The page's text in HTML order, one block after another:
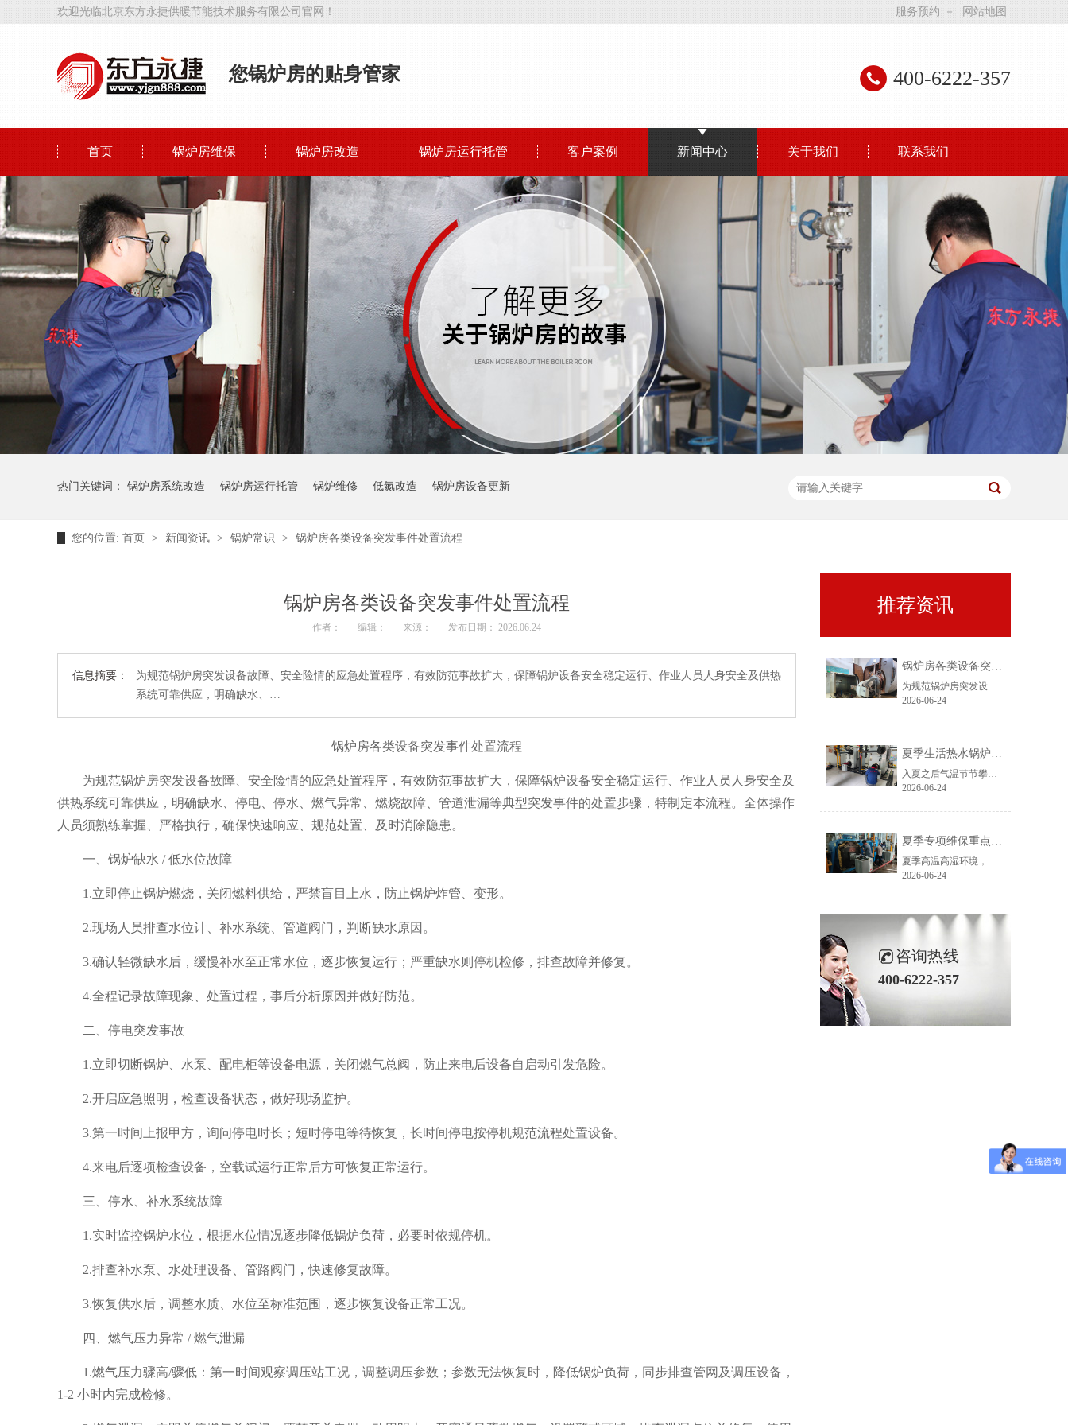
欢迎光临北京东方永捷供暖节能技术服务有限公司官网！ 服务预约 － 网站地图
您锅炉房的贴身管家 400-6222-357
首页 锅炉房维保 锅炉房改造 锅炉房运行托管 客户案例 新闻中心 关于我们 联系我们
热门关键词： 锅炉房系统改造 锅炉房运行托管 锅炉维修 低氮改造 锅炉房设备更新
您的位置: 首页 > 新闻资讯 > 锅炉常识 > 锅炉房各类设备突发事件处置流程
锅炉房各类设备突发事件处置流程
作者： 编辑： 来源： 发布日期： 2026.06.24
信息摘要：
为规范锅炉房突发设备故障、安全险情的应急处置程序，有效防范事故扩大，保障锅炉设备安全稳定运行、作业人员人身安全及供热
系统可靠供应，明确缺水、…
锅炉房各类设备突发事件处置流程
为规范锅炉房突发设备故障、安全险情的应急处置程序，有效防范事故扩大，保障锅炉设备安全稳定运行、作业人员人身安全及
供热系统可靠供应，明确缺水、停电、停水、燃气异常、燃烧故障、管道泄漏等典型突发事件的处置步骤，特制定本流程。全体操作
人员须熟练掌握、严格执行，确保快速响应、规范处置、及时消除隐患。
一、锅炉缺水 / 低水位故障
1.立即停止锅炉燃烧，关闭燃料供给，严禁盲目上水，防止锅炉炸管、变形。
2.现场人员排查水位计、补水系统、管道阀门，判断缺水原因。
3.确认轻微缺水后，缓慢补水至正常水位，逐步恢复运行；严重缺水则停机检修，排查故障并修复。
4.全程记录故障现象、处置过程，事后分析原因并做好防范。
二、停电突发事故
1.立即切断锅炉、水泵、配电柜等设备电源，关闭燃气总阀，防止来电后设备自启动引发危险。
2.开启应急照明，检查设备状态，做好现场监护。
3.第一时间上报甲方，询问停电时长；短时停电等待恢复，长时间停电按停机规范流程处置设备。
4.来电后逐项检查设备，空载试运行正常后方可恢复正常运行。
三、停水、补水系统故障
1.实时监控锅炉水位，根据水位情况逐步降低锅炉负荷，必要时依规停机。
2.排查补水泵、水处理设备、管路阀门，快速修复故障。
3.恢复供水后，调整水质、水位至标准范围，逐步恢复设备正常工况。
四、燃气压力异常 / 燃气泄漏
1.燃气压力骤高/骤低：第一时间观察调压站工况，调整调压参数；参数无法恢复时，降低锅炉负荷，同步排查管网及调压设备，
1-2 小时内完成检修。
推荐资讯
锅炉房各类设备突发事件处置流程
为规范锅炉房突发设备故障、安全险情的应急处置程序，有效防范事故扩大，保障锅炉设备安全稳定运行、作业人员人身安全及供热系统可靠供应，明确缺水、停电、停水、燃气异常、燃烧故障、管道泄漏等典型突发事件的处置步骤，特制定本流程。全体操作人员须熟练掌握、严格执行，确保快速响应、规范处置、及时消除隐患。
2026-06-24
夏季生活热水锅炉运维干货，这些细节一定要注意！
入夏之后气温节节攀升，生活热水锅炉工况变化大、负荷波动频繁，再加上高温闷热、雷雨多发，设备极易出现结垢、超温、电机过热、电控受潮等故障。很多停机故障，都源于日常运维细节不到位。
2026-06-24
夏季专项维保重点，减少故障延长设备寿命
夏季高温高湿环境，给生活热水锅炉运行带来多重安全和能耗挑战。坚持规范操作、日常巡检、定期维保、优化工况四大原则，既能守住安全运行底线，保障小区、酒店、厂区生活热水稳定供应，又能实现明显节能降耗，降低后期维修成本和运维投入。
2026-06-24
咨询热线
400-6222-357